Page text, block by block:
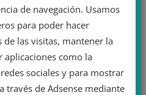
de navegación. Usamos
para poder hacer
las visitas, mantener la
como la
sociales y para mostrar
través de Adsense mediante